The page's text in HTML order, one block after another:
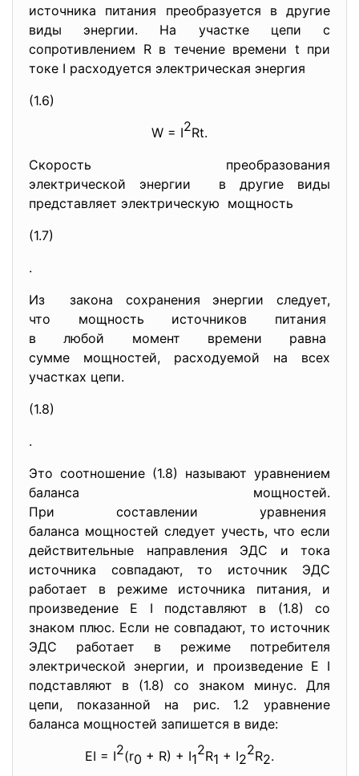
источника питания преобразуется в другие
виды энергии. На участке цепи с
сопротивлением R в течение времени t при
токе I расходуется электрическая энергия
(1.6)
W = I2Rt.
Скорость преобразования
электрической энергии в другие виды
представляет электрическую мощность
(1.7)
.
Из закона сохранения энергии следует,
что мощность источников питания
в любой момент времени равна
сумме мощностей, расходуемой на всех
участках цепи.
(1.8)
.
Это соотношение (1.8) называют уравнением
баланса мощностей.
При составлении уравнения
баланса мощностей следует учесть, что если
действительные направления ЭДС и тока
источника совпадают, то источник ЭДС
работает в режиме источника питания, и
произведение E I подставляют в (1.8) со
знаком плюс. Если не совпадают, то источник
ЭДС работает в режиме потребителя
электрической энергии, и произведение E I
подставляют в (1.8) со знаком минус. Для
цепи, показанной на рис. 1.2 уравнение
баланса мощностей запишется в виде:
EI = I2(r0 + R) + I1
2R1 + I2
2R2.